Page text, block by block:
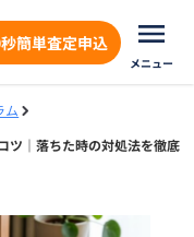
簡単査定申込
メニュー
ム
ツ｜落ちた時の対処法を徹底